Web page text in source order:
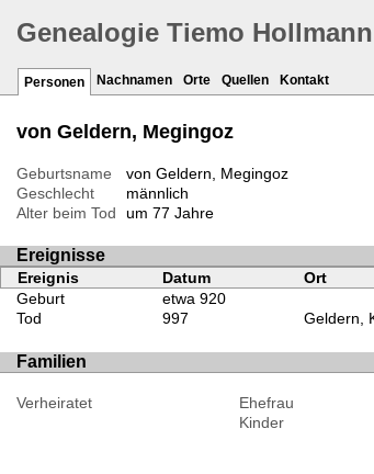
Genealogie Tiemo
Personen Nachnamen Orte Quellen Kontakt
von Geldern, Megingoz
Geburtsname
von Geldern, Megingoz
Geschlecht
männlich
Alter beim Tod
um 77 Jahre
Ereignisse
Ereignis Datum
Ort
Geburt
etwa 920
Tod
997 Geldern,
Familien
Verheiratet
Ehefrau
Kinder